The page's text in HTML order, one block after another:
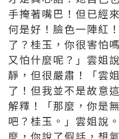
手掩著嘴巴！但已經
何是好！臉色一陣紅
了？桂玉，你很害怕
又怕什麼呢？」雲姐
靜，但很嚴肅！「雲
了！但我並不是故意
解釋！「那麼，你是
吧？桂玉。」雲姐說